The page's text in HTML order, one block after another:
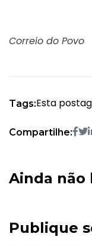
Correio do Povo
Tags:Esta
Compartilhe:
Ainda não
Publique